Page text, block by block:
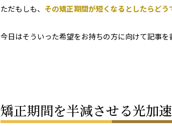
ただもしも、 その矯正期間が短くなるとしたらどう
今日はそういった希望をお持ちの方に向けて記事を
矯正期間を半減させる光加